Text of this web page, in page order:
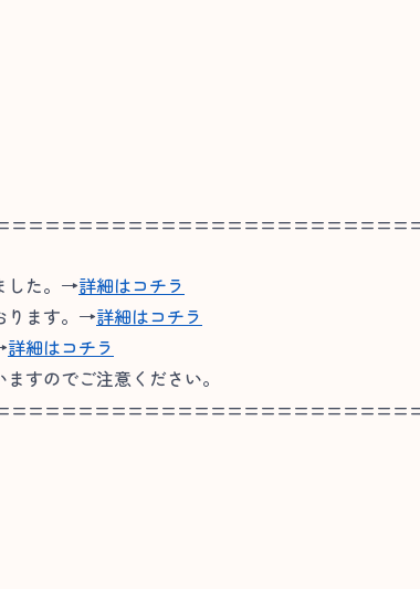
した。→詳細はコチラ
ります。→詳細はコチラ
詳細はコチラ
すのでご注意ください。